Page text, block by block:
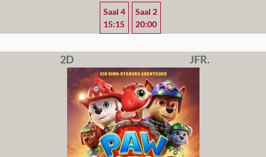
Saal 4
15:15
Saal 2
20:00
2D JFR.